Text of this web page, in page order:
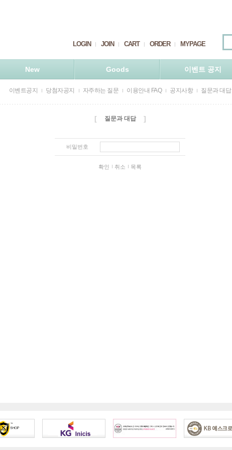
LOGIN JOIN CART ORDER MYPAGE
New Goods 이벤트 공지
이벤트공지 당첨자공지 자주하는 질문 이용안내 FAQ 공지사항 질문과 대답
[ 질문과 대답 ]
비밀번호
확인 취소 목록